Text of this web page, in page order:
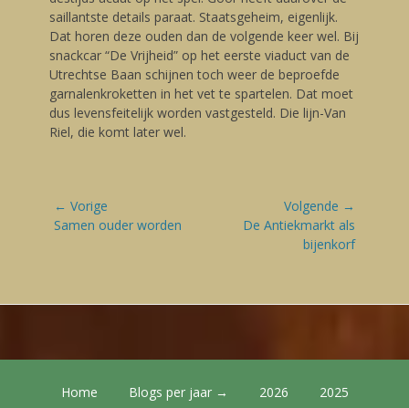
saillantste details paraat. Staatsgeheim, eigenlijk.
Dat horen deze ouden dan de volgende keer wel. Bij
snackcar “De Vrijheid” op het eerste viaduct van de
Utrechtse Baan schijnen toch weer de beproefde
garnalenkroketten in het vet te spartelen. Dat moet
dus levensfeitelijk worden vastgesteld. Die lijn-Van
Riel, die komt later wel.
Bericht
navigatie
← Vorige
Vorige
Samen ouder worden
Volgende →
VolgendeDe Antiekmarkt als
bijenkorf
Footer Menu
Home Blogs per jaar → 2026 2025